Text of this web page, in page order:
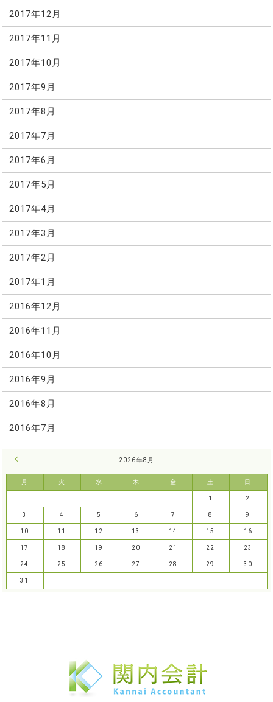
2017年12月
2017年11月
2017年10月
2017年9月
2017年8月
2017年7月
2017年6月
2017年5月
2017年4月
2017年3月
2017年2月
2017年1月
2016年12月
2016年11月
2016年10月
2016年9月
2016年8月
2016年7月
2026年8月
月 火 水 木 金 土 日
1 2
3 4 5 6 7 8 9
10 11 12 13 14 15 16
17 18 19 20 21 22 23
24 25 26 27 28 29 30
31